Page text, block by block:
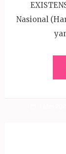
Nasional